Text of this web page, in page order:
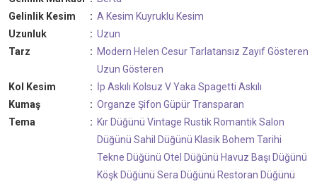
Gelinlik Kesim
: A Kesim Kuyruklu Kesim
Uzunluk
: Uzun
Tarz
: Modern Helen CesurTarlatansız Zayıf Gösteren
Uzun Gösteren
Kol Kesim
: İp Askılı Kolsuz V YakaSpagetti Askılı
Kumaş
: Organze Şifon GüpürTransparan
Tema
: Kır Düğünü Vintage Rustik RomantikSalon
Düğünü Sahil Düğünü Klasik Bohem Tarihi
Tekne Düğünü Otel Düğünü Havuz Başı Düğünü
Köşk Düğünü Sera Düğünü Restoran Düğünü